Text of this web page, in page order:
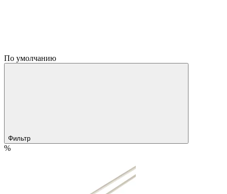
По умолчанию
Фильтр
%